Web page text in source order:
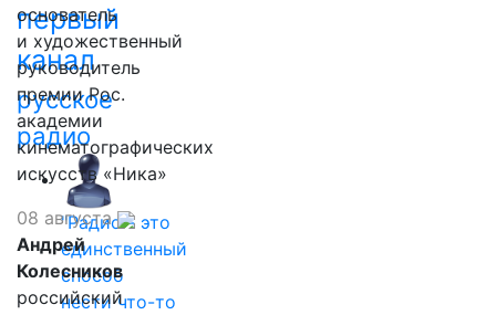
первый
канал
русское
радио
"Радио - это
единственный
способ
нести что-то
основатель
и художественный
руководитель
премии Рос.
академии
кинематографических
искусств «Ника»
08 августа
Андрей
Колесников
российский